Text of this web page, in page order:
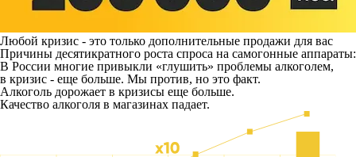
Любой кризис - это только дополнительные продажи для вас
Причины десятикратного роста спроса на самогонные аппараты:
В России многие привыкли «глушить» проблемы алкоголем,
в кризис - еще больше. Мы против, но это факт.
Алкоголь дорожает в кризисы еще больше.
Качество алкоголя в магазинах падает.